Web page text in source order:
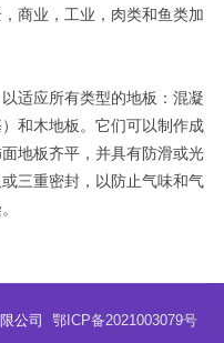
商业，工业，肉类和鱼类加
适应所有类型的地板：混凝
和木地板。它们可以制作成
地板齐平，并具有防滑或光
三重密封，以防止气味和气
公司 鄂ICP备2021003079号